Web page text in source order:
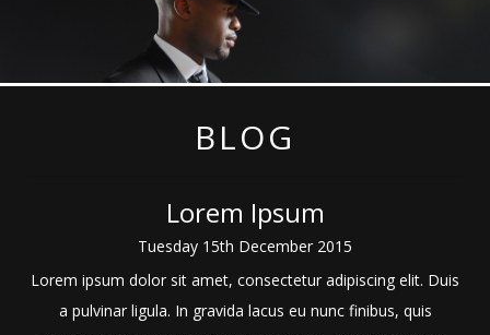
BLOG
Lorem Ipsum
Tuesday 15th December 2015
Lorem ipsum dolor sit amet, consectetur adipiscing elit. Duis
a pulvinar ligula. In gravida lacus eu nunc finibus, quis